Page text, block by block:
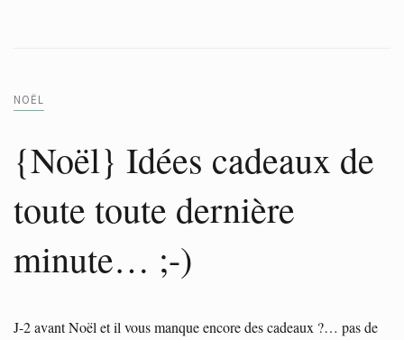
NOËL
{Noël} Idées cadeaux de
toute toute dernière
minute… ;-)
J-2 avant Noël et il vous manque encore des cadeaux ?… pas de